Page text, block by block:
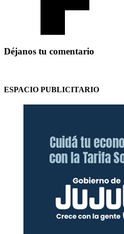
Déjanos tu comentario
ESPACIO PUBLICITARIO